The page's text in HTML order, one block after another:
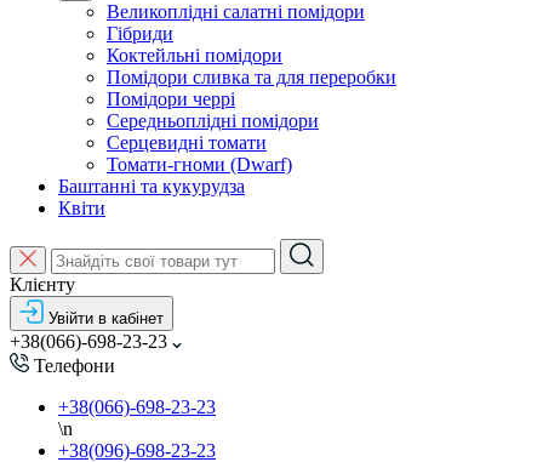
Великоплідні салатні помідори
Гібриди
Коктейльні помідори
Помідори сливка та для переробки
Помідори черрі
Середньоплідні помідори
Серцевидні томати
Томати-гноми (Dwarf)
Баштанні та кукурудза
Квіти
Клієнту
Увійти в кабінет
+38(066)-698-23-23
Телефони
+38(066)-698-23-23
\n
+38(096)-698-23-23